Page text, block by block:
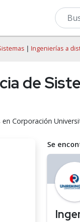
| Ingenierías a
de
Corporación
Se